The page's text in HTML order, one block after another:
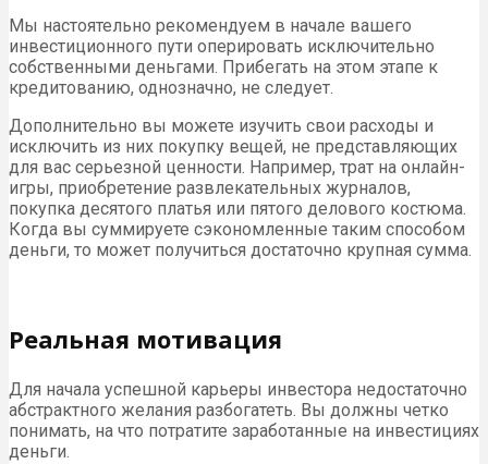
Мы настоятельно рекомендуем в начале вашего
инвестиционного пути оперировать исключительно
собственными деньгами. Прибегать на этом этапе к
кредитованию, однозначно, не следует.
Дополнительно вы можете изучить свои расходы и
исключить из них покупку вещей, не представляющих
для вас серьезной ценности. Например, трат на онлайн-
игры, приобретение развлекательных журналов,
покупка десятого платья или пятого делового костюма.
Когда вы суммируете сэкономленные таким способом
деньги, то может получиться достаточно крупная сумма.
Реальная мотивация
Для начала успешной карьеры инвестора недостаточно
абстрактного желания разбогатеть. Вы должны четко
понимать, на что потратите заработанные на инвестициях
деньги.